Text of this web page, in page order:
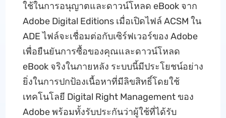
ใช้ในการอนุญาตและดาวน์โหลด eBook จาก
Adobe Digital Editions เมื่อเปิดไฟล์ ACSM ใน
ADE ไฟล์จะเชื่อมต่อกับเซิร์ฟเวอร์ของ Adobe
เพื่อยืนยันการซื้อของคุณและดาวน์โหลด
eBook จริงในภายหลัง ระบบนี้มีประโยชน์อย่าง
ยิ่งในการปกป้องเนื้อหาที่มีลิขสิทธิ์โดยใช้
เทคโนโลยี Digital Right Management ของ
Adobe พร้อมทั้งรับประกันว่าผู้ใช้ที่ได้รับ